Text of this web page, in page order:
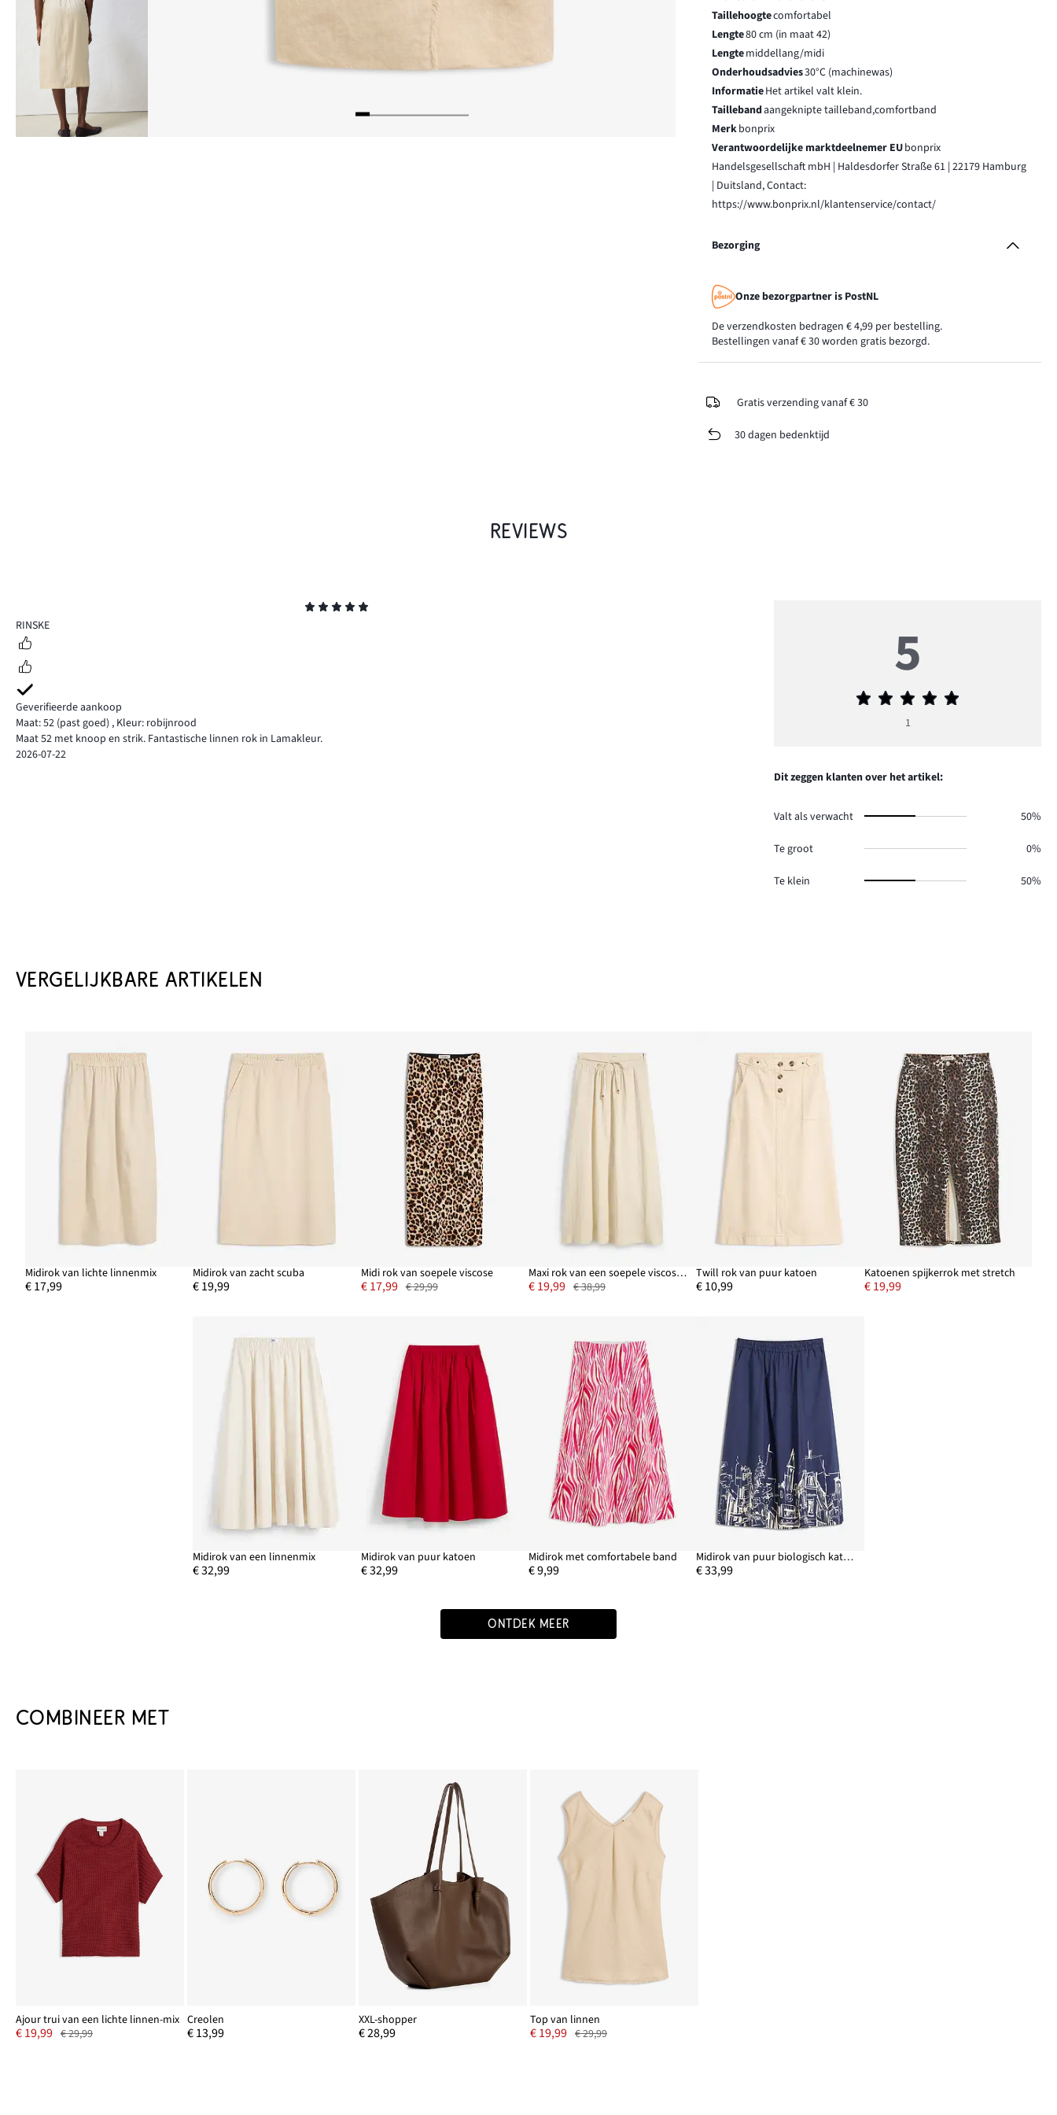
Taillehoogtecomfortabel
Lengte80 cm (in maat 42)
Lengtemiddellang/midi
Onderhoudsadvies30°C (machinewas)
InformatieHet artikel valt klein.
Taillebandaangeknipte tailleband,comfortband
Merkbonprix
Verantwoordelijke marktdeelnemer EUbonprix
Handelsgesellschaft mbH | Haldesdorfer Straße 61 | 22179 Hamburg
| Duitsland, Contact:
https://www.bonprix.nl/klantenservice/contact/
Bezorging
Onze bezorgpartner is PostNL
De verzendkosten bedragen € 4,99 per bestelling.
Bestellingen vanaf € 30 worden gratis bezorgd.
Gratis verzending vanaf € 30
30 dagen bedenktijd
REVIEWS
5
RINSKE
Geverifieerde aankoop
Maat: 52 (past goed) , Kleur: robijnrood
Maat 52 met knoop en strik. Fantastische linnen rok in Lamakleur.
2026-07-22
5
Gemiddelde
5
1
Dit zeggen klanten over het artikel:
Valt als verwacht 50%
Te groot 0%
Te klein 50%
VERGELIJKBARE ARTIKELEN
Midirok van lichte linnenmix
€ 17,99
Midirok van zacht scuba
€ 19,99
Midi rok van soepele viscose
€ 17,99 € 29,99
Maxi rok van een soepele viscosemix
€ 19,99 € 38,99
Twill rok van puur katoen
€ 10,99
Katoenen spijkerrok met stretch
€ 19,99
Midirok van een linnenmix
€ 32,99
Midirok van puur katoen
€ 32,99
Midirok met comfortabele band
€ 9,99
Midirok van puur biologisch katoen
€ 33,99
ONTDEK MEER
COMBINEER MET
Ajour trui van een lichte linnen-mix
€ 19,99 € 29,99
Creolen
€ 13,99
XXL-shopper
€ 28,99
Top van linnen
€ 19,99 € 29,99